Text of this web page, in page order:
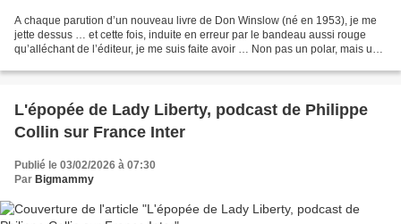
A chaque parution d’un nouveau livre de Don Winslow (né en 1953), je me
jette dessus … et cette fois, induite en erreur par le bandeau aussi rouge
qu’alléchant de l’éditeur, je me suis faite avoir … Non pas un polar, mais un
L'épopée de Lady Liberty, podcast de Philippe
Collin sur France Inter
Publié le 03/02/2026 à 07:30
Par Bigmammy